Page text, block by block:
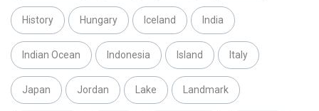
History Hungary Iceland India
Indian Ocean Indonesia Island Italy
Japan Jordan Lake Landmark